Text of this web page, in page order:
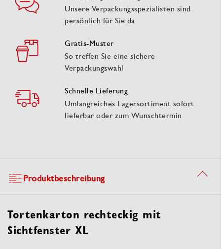
Unsere Verpackungsspezialisten sind
persönlich für Sie da
Gratis-Muster
So treffen Sie eine sichere
Verpackungswahl
Schnelle Lieferung
Umfangreiches Lagersortiment sofort
lieferbar oder zum Wunschtermin
Produktbeschreibung
Tortenkarton rechteckig mit
Sichtfenster XL